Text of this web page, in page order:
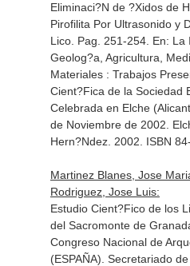
Eliminaci?N de ?Xidos de
Pirofilita Por Ultrasonido y
Lico. Pag. 251-254. En: La
Geolog?a, Agricultura,
Materiales : Trabajos
Cient?Fica de la Sociedad
Celebrada en Elche
de Noviembre de 2002 .
Hern?Ndez. 2002. ISBN
Martinez Blanes, Jose
Rodriguez, Jose Luis:
Estudio Cient?Fico de los
del Sacromonte de
Congreso Nacional de
(ESPAÑA). Secretariado